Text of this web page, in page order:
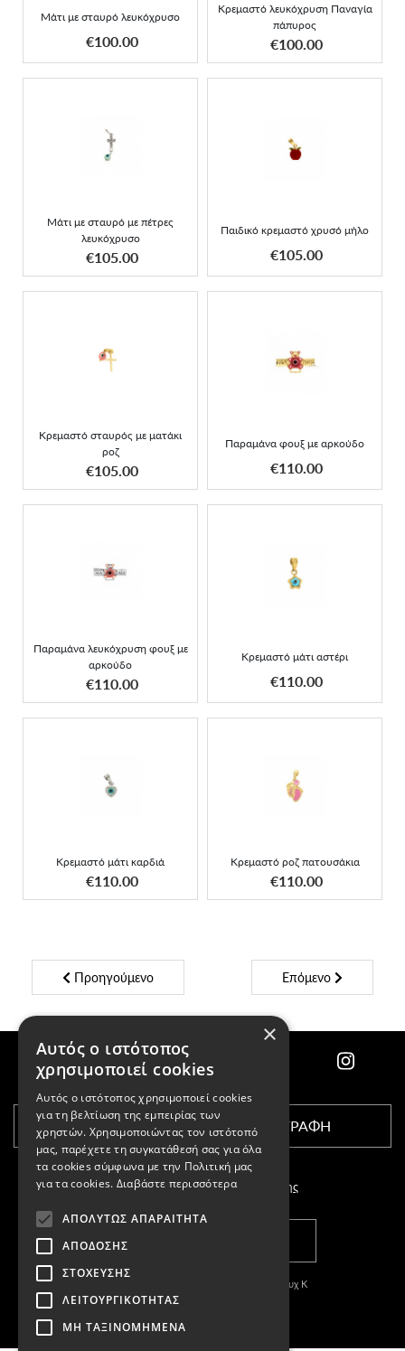
Μάτι με σταυρό λευκόχρυσο
€100.00
ΑΠΟΚΤΗΣΕ ΤΟ
Κρεμαστό λευκόχρυση Παναγία
πάπυρος
€100.00
ΑΠΟΚΤΗΣΕ ΤΟ
Μάτι με σταυρό με πέτρες
λευκόχρυσο
€105.00
Μάτι με σταυρό με πέτρες
λευκόχρυσο
ΑΠΟΚΤΗΣΕ ΤΟ
Παιδικό κρεμαστό χρυσό μήλο
€105.00
Παιδικό κρεμαστό χρυσό
μήλο
ΑΠΟΚΤΗΣΕ ΤΟ
Κρεμαστό σταυρός με ματάκι
ροζ
€105.00
Κρεμαστό σταυρός με
ματάκι ροζ
ΑΠΟΚΤΗΣΕ ΤΟ
Παραμάνα φουξ με αρκούδο
€110.00
Παραμάνα φουξ με
αρκούδο
ΑΠΟΚΤΗΣΕ ΤΟ
Παραμάνα λευκόχρυση φουξ με
αρκούδο
€110.00
Παραμάνα λευκόχρυση
φουξ με αρκούδο
ΑΠΟΚΤΗΣΕ ΤΟ
Κρεμαστό μάτι αστέρι
€110.00
Κρεμαστό μάτι αστέρι
ΑΠΟΚΤΗΣΕ ΤΟ
Κρεμαστό μάτι καρδιά
€110.00
Κρεμαστό μάτι καρδιά
ΑΠΟΚΤΗΣΕ ΤΟ
Κρεμαστό ροζ πατουσάκια
€110.00
Κρεμαστό ροζ
πατουσάκια
ΑΠΟΚΤΗΣΕ ΤΟ
Προηγούμενο Επόμενο
ΕΓΓΡΑΦΗ
Αποδέχομαι τους όρους χρήσης
Copyright © 2011-2026 Κασπαριάν Σεμπουχ Κ
With
ΓΕΜΗ:57327504000
×
Αυτός ο ιστότοπος
χρησιμοποιεί cookies
Αυτός ο ιστότοπος χρησιμοποιεί cookies
για τη βελτίωση της εμπειρίας των
χρηστών. Χρησιμοποιώντας τον ιστότοπό
μας, παρέχετε τη συγκατάθεσή σας για όλα
τα cookies σύμφωνα με την Πολιτική μας
για τα cookies. Διαβάστε περισσότερα
ΑΠΟΛΎΤΩΣ ΑΠΑΡΑΊΤΗΤΑ
ΑΠΌΔΟΣΗΣ
ΣΤΌΧΕΥΣΗΣ
ΛΕΙΤΟΥΡΓΙΚΌΤΗΤΑΣ
ΜΗ ΤΑΞΙΝΟΜΗΜΈΝΑ